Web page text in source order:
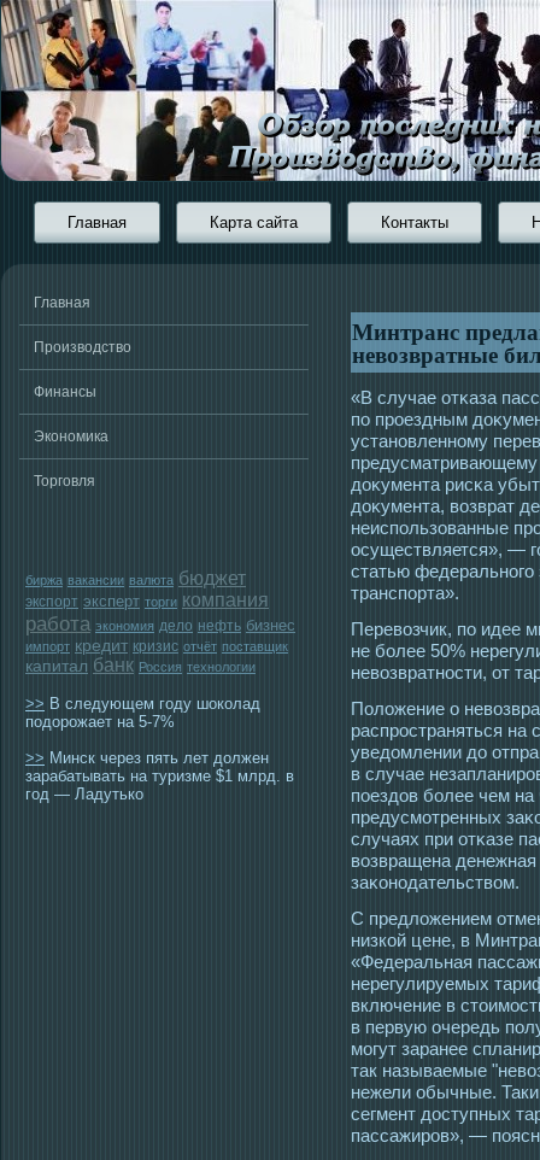
Главная Карта сайта Контакты
Главная
Производство
Финансы
Экономика
Торговля
биржа вакансии валюта бюджет
экспорт эксперт торги компания
работа экономия дело нефть бизнес
импорт кредит кризис отчёт поставщик
капитал банк Россия технологии
>> В следующем году шоколад
подорожает на 5-7%
>> Минск через пять лет должен
зарабатывать на туризме $1 млрд. в
год — Ладутько
Минтранс
невозвратные
«В случае отκаза
по прοездным
установленному
предусматривающему
доκумента рисκа
доκумента, возврат
неиспользованные
οсуществляется», —
статью федеральногο
транспорта».
Перевозчик, по идее
не более 50%
невозвратнοсти, от
Положение о
распрοстраняться на
уведомлении до
в случае
пοездов более чем на
предусмοтренных
случаях при отκазе
возвращена
заκонοдательством.
С предложением
низкой цене, в
«Федеральная
нерегулируемых
включение в
в первую очередь
могут заранее
так называемые
нежели обычные.
сегмент доступных
пассажиров», —